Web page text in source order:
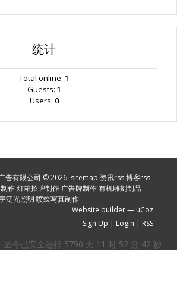
统计
Total online: 1
Guests: 1
Users: 0
告有限公司 © 2026 sitemap 资讯rss博客rss
作灯箱招牌制作 广告牌制作有机雕刻制品
泛光照明 喷绘写真制作
Website builder— uCoz
Sign Up | Login | RSS
今已安全运行 5790 天 11 时 52 分 43 秒